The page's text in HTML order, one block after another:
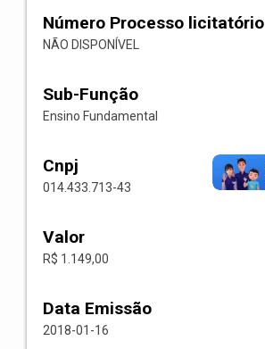
Número Processo licitatório
NÃO DISPONÍVEL
Sub-Função
Ensino Fundamental
Cnpj
014.433.713-43
Valor
R$ 1.149,00
Data Emissão
2018-01-16